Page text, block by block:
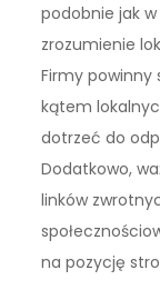
podobnie jak
zrozumienie
Firmy
kątem
dotrzeć do
Dodatkowo,
linków
na pozycję